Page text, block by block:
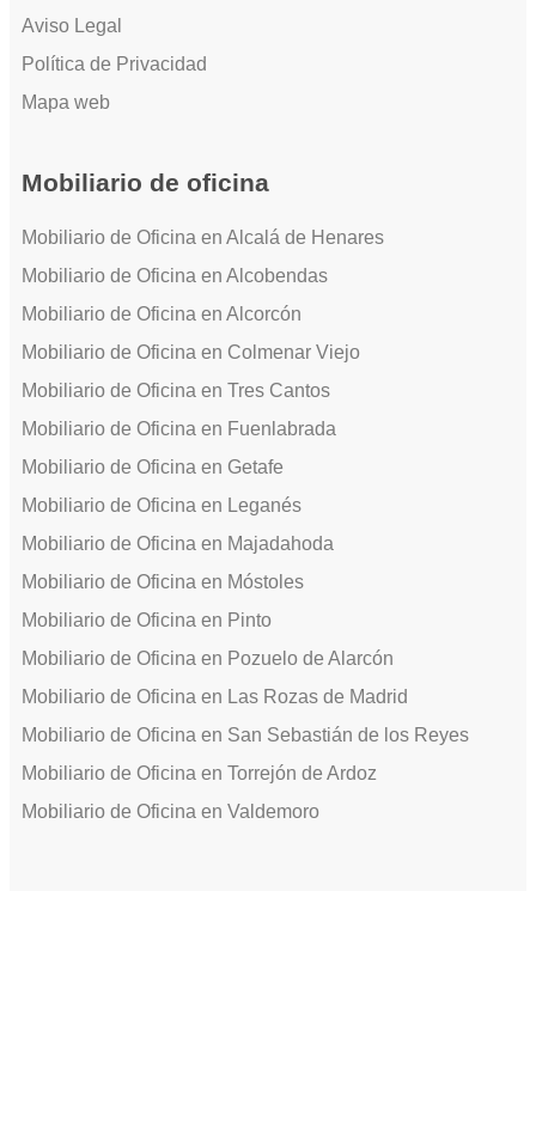
Aviso Legal
Política de Privacidad
Mapa web
Mobiliario de oficina
Mobiliario de Oficina en Alcalá de Henares
Mobiliario de Oficina en Alcobendas
Mobiliario de Oficina en Alcorcón
Mobiliario de Oficina en Colmenar Viejo
Mobiliario de Oficina en Tres Cantos
Mobiliario de Oficina en Fuenlabrada
Mobiliario de Oficina en Getafe
Mobiliario de Oficina en Leganés
Mobiliario de Oficina en Majadahoda
Mobiliario de Oficina en Móstoles
Mobiliario de Oficina en Pinto
Mobiliario de Oficina en Pozuelo de Alarcón
Mobiliario de Oficina en Las Rozas de Madrid
Mobiliario de Oficina en San Sebastián de los Reyes
Mobiliario de Oficina en Torrejón de Ardoz
Mobiliario de Oficina en Valdemoro